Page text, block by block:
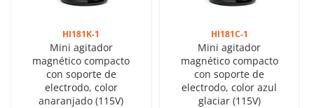
HI181K-1
Mini agitador
magnético compacto
con soporte de
electrodo, color
anaranjado (115V)
HI181C-1
Mini agitador
magnético compacto
con soporte de
electrodo, color azul
glaciar (115V)